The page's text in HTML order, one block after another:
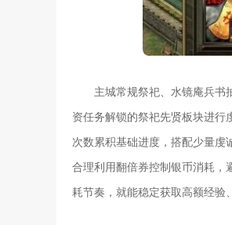
主城常规祭祀、水镜庵兵书
资任务解锁的祭祀先贤板块进行
次数累积基础进度，搭配少量
合理利用翻倍券控制银币消耗，
耗节奏，就能稳定获取高额经验